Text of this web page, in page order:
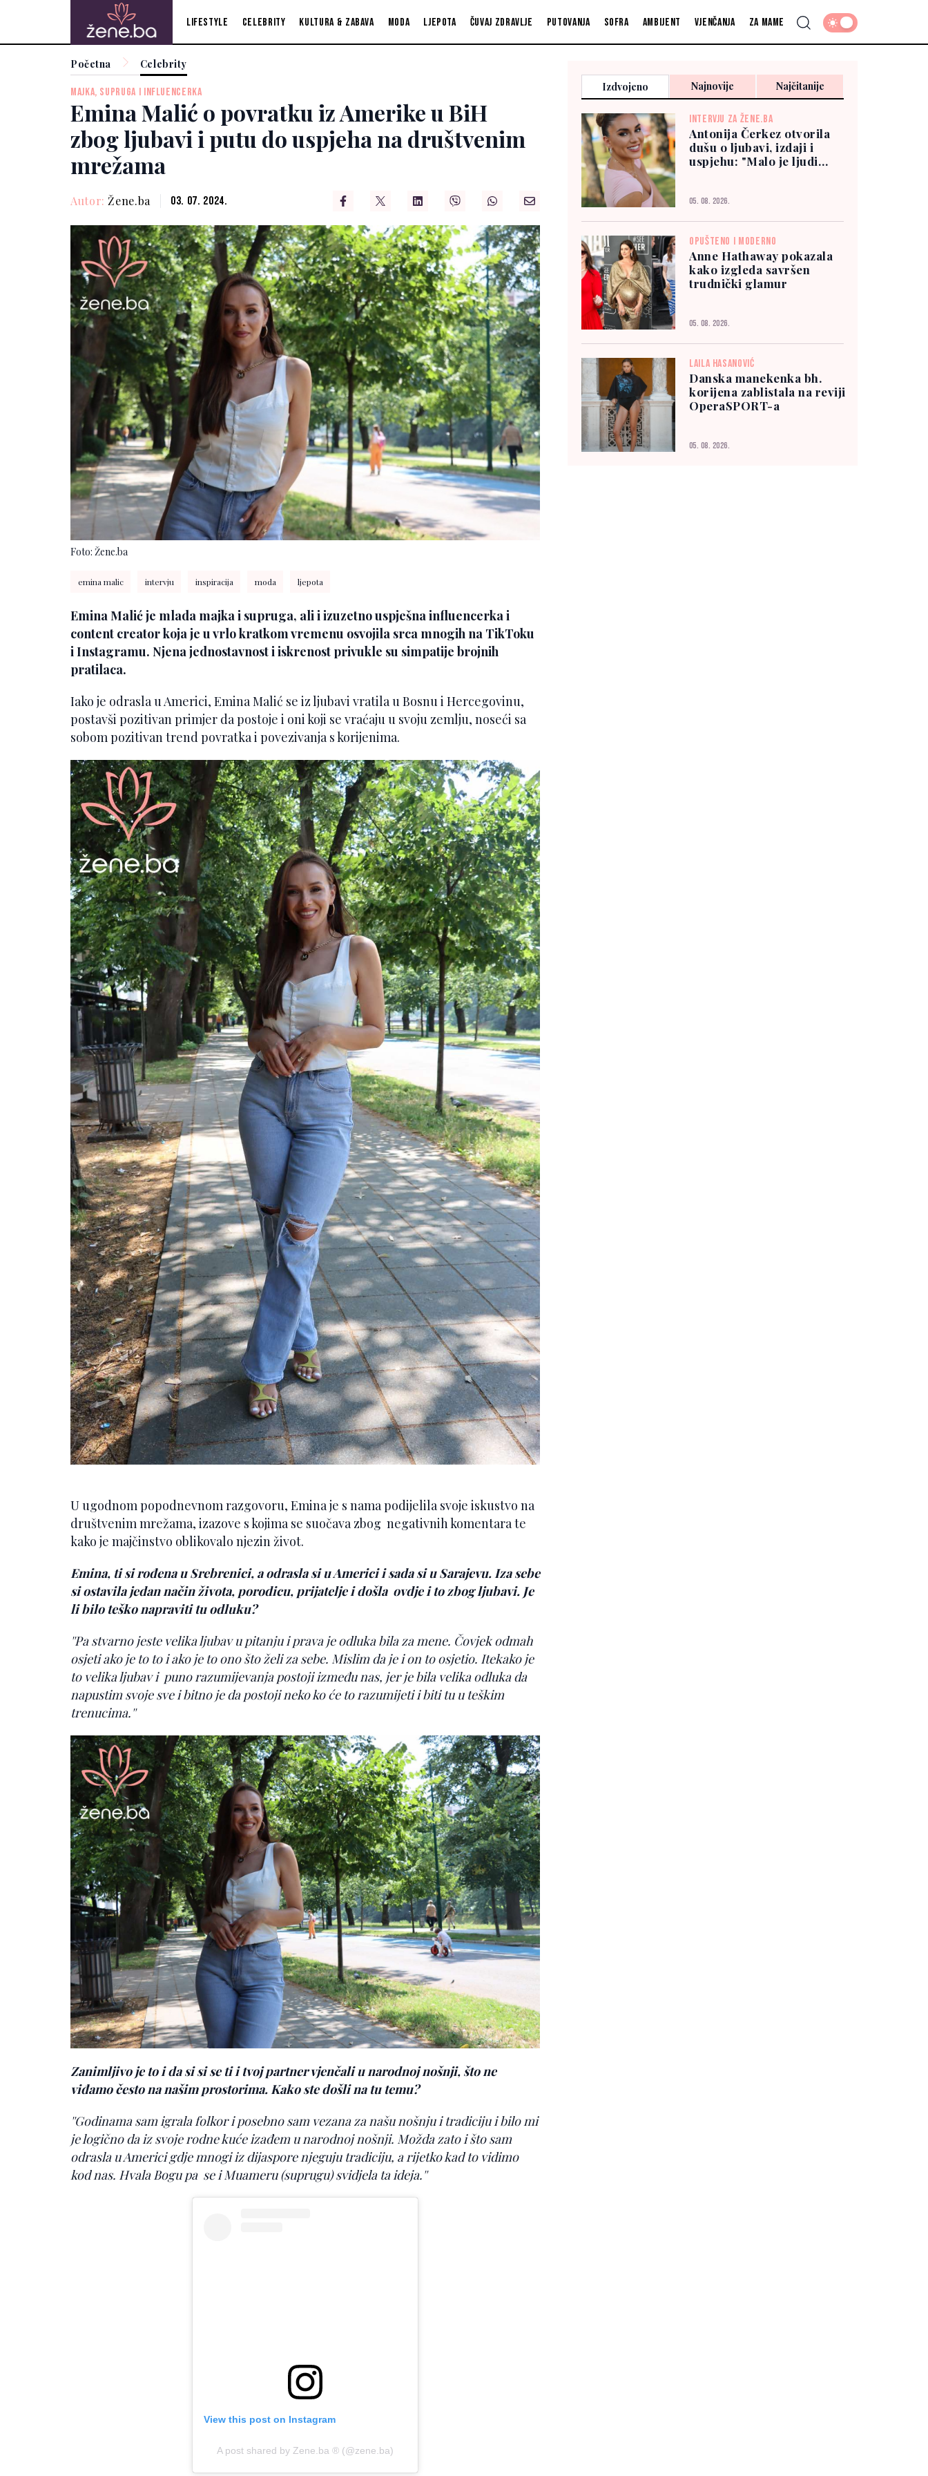
Lifestyle Celebrity Kultura & zabava Moda Ljepota Čuvaj zdravlje Putovanja Sofra Ambijent Vjenčanja Za mame
Početna Celebrity
MAJKA, SUPRUGA I INFLUENCERKA
Emina Malić o povratku iz Amerike u BiH
zbog ljubavi i putu do uspjeha na društvenim
mrežama
Autor: Žene.ba 03. 07. 2024.
Foto: Žene.ba
emina malic intervju inspiracija moda ljepota
Emina Malić je mlada majka i supruga, ali i izuzetno uspješna influencerka i
content creator koja je u vrlo kratkom vremenu osvojila srca mnogih na TikToku
i Instagramu. Njena jednostavnost i iskrenost privukle su simpatije brojnih
pratilaca.
Iako je odrasla u Americi, Emina Malić se iz ljubavi vratila u Bosnu i Hercegovinu,
postavši pozitivan primjer da postoje i oni koji se vraćaju u svoju zemlju, noseći sa
sobom pozitivan trend povratka i povezivanja s korijenima.
U ugodnom popodnevnom razgovoru, Emina je s nama podijelila svoje iskustvo na
društvenim mrežama, izazove s kojima se suočava zbog negativnih komentara te
kako je majčinstvo oblikovalo njezin život.
Emina, ti si rođena u Srebrenici, a odrasla si u Americi i sada si u Sarajevu. Iza sebe
si ostavila jedan način života, porodicu, prijatelje i došla ovdje i to zbog ljubavi. Je
li bilo teško napraviti tu odluku?
''Pa stvarno jeste velika ljubav u pitanju i prava je odluka bila za mene. Čovjek odmah
osjeti ako je to to i ako je to ono što želi za sebe. Mislim da je i on to osjetio. Itekako je
to velika ljubav i puno razumijevanja postoji između nas, jer je bila velika odluka da
napustim svoje sve i bitno je da postoji neko ko će to razumijeti i biti tu u teškim
trenucima.''
Zanimljivo je to i da si si se ti i tvoj partner vjenčali u narodnoj nošnji, što ne
viđamo često na našim prostorima. Kako ste došli na tu temu?
''Godinama sam igrala folkor i posebno sam vezana za našu nošnju i tradiciju i bilo mi
je logično da iz svoje rodne kuće izađem u narodnoj nošnji. Možda zato i što sam
odrasla u Americi gdje mnogi iz dijaspore njeguju tradiciju, a rijetko kad to vidimo
kod nas. Hvala Bogu pa se i Muameru (suprugu) svidjela ta ideja.''
View this post on Instagram
A post shared by Zene.ba ®️ (@zene.ba)
Izdvojeno Najnovije Najčitanije
INTERVJU ZA ŽENE.BA
Antonija Čerkez otvorila
dušu o ljubavi, izdaji i
uspjehu: "Malo je ljudi
05. 08. 2026.
OPUŠTENO I MODERNO
Anne Hathaway pokazala
kako izgleda savršen
trudnički glamur
05. 08. 2026.
LAILA HASANOVIĆ
Danska manekenka bh.
korijena zablistala na reviji
OperaSPORT-a
05. 08. 2026.